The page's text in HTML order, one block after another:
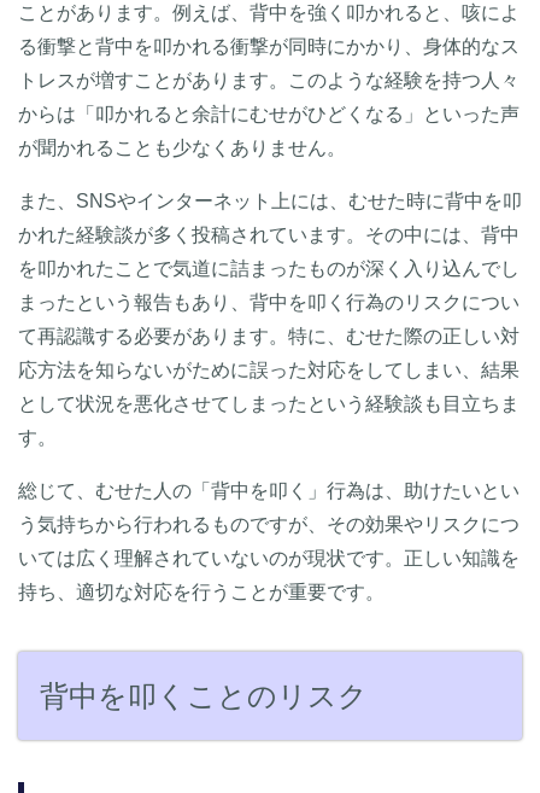
ことがあります。例えば、背中を強く叩かれると、咳によ
る衝撃と背中を叩かれる衝撃が同時にかかり、身体的なス
トレスが増すことがあります。このような経験を持つ人々
からは「叩かれると余計にむせがひどくなる」といった声
が聞かれることも少なくありません。
また、SNSやインターネット上には、むせた時に背中を叩
かれた経験談が多く投稿されています。その中には、背中
を叩かれたことで気道に詰まったものが深く入り込んでし
まったという報告もあり、背中を叩く行為のリスクについ
て再認識する必要があります。特に、むせた際の正しい対
応方法を知らないがために誤った対応をしてしまい、結果
として状況を悪化させてしまったという経験談も目立ちま
す。
総じて、むせた人の「背中を叩く」行為は、助けたいとい
う気持ちから行われるものですが、その効果やリスクにつ
いては広く理解されていないのが現状です。正しい知識を
持ち、適切な対応を行うことが重要です。
背中を叩くことのリスク